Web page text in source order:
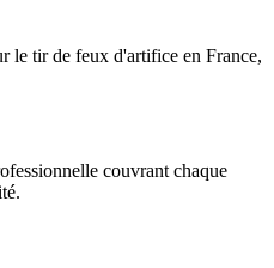
le tir de feux d'artifice en France,
couvrant chaque